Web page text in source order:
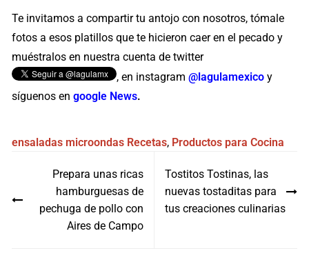
Te invitamos a compartir tu antojo con nosotros, tómale
fotos a esos platillos que te hicieron caer en el pecado y
muéstralos en nuestra cuenta de twitter
, en instagram@lagulamexico y
síguenos engoogle News.
ensaladas microondas Recetas, Productos para Cocina
entradas
Prepara unas ricas
hamburguesas de
pechuga de pollo con
Aires de Campo
Tostitos Tostinas, las
nuevas tostaditas para
tus creaciones culinarias